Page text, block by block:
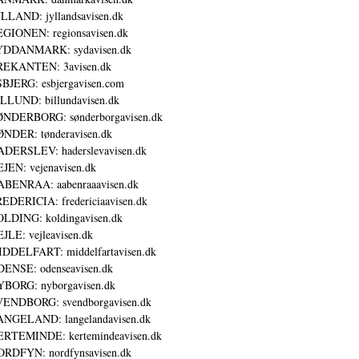
jyllandsavisen.dk
regionsavisen.dk
sydavisen.dk
3avisen.dk
esbjergavisen.com
billundavisen.dk
sønderborgavisen.dk
tønderavisen.dk
haderslevavisen.dk
vejenavisen.dk
aabenraaavisen.dk
fredericiaavisen.dk
koldingavisen.dk
vejleavisen.dk
middelfartavisen.dk
odenseavisen.dk
nyborgavisen.dk
svendborgavisen.dk
langelandavisen.dk
kertemindeavisen.dk
nordfynsavisen.dk